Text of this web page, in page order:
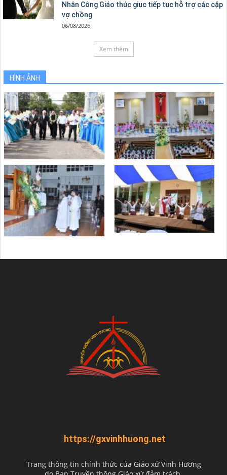
Nhân Công Giáo thúc giục tiếp tục hỗ trợ các cặp
vợ chồng
06/08/2026
Xem thêm
HÌNH ẢNH
https://gxvinhhuong.net
Trang thông tin chính thức của Giáo xứ Vinh Hương